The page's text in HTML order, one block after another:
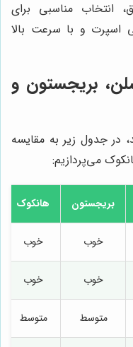
انتخاب مناسبی برای
اسپرت و با سرعت بالا
بریجستون و
در جدول زیر به مقایسه
می‌پردازیم:
بریجستون هانکوک
خوب خوب
خوب خوب
متوسط متوسط